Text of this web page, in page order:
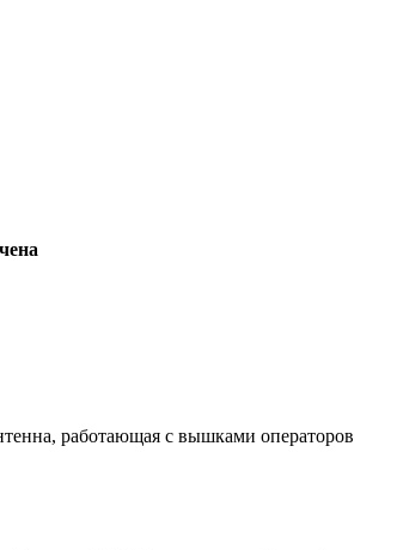
работающая с вышками операторов